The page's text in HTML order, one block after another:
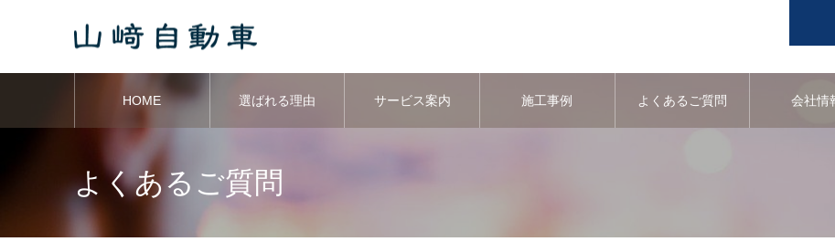
HOME 選ばれる理由 サービス案内 施工事例 よくあるご質問 会社情
よくあるご質問